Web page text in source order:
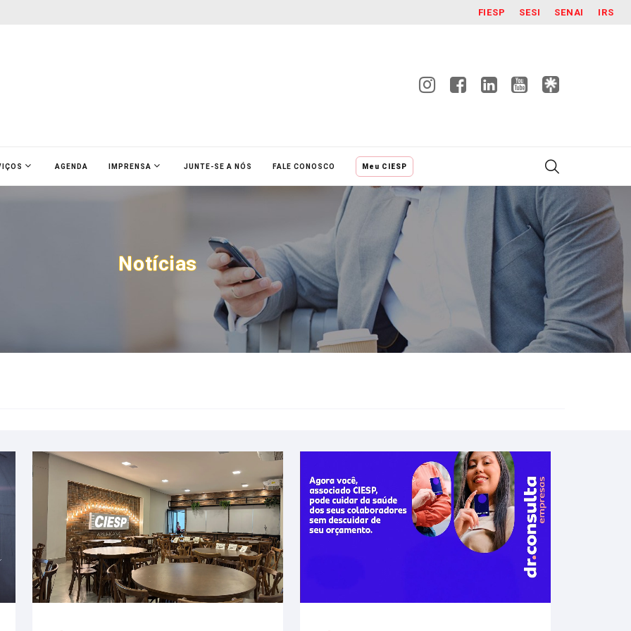
FIESP SESI SENAI IRS
AGENDA IMPRENSA JUNTE-SE A NÓS FALE CONOSCO Meu CIESP
Notícias